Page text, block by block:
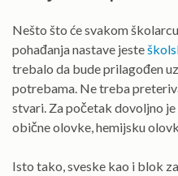
Nešto što će svakom
pohađanja nastave jeste
trebalo da bude prilagođen
potrebama. Ne treba
stvari. Za početak dovoljno
obične olovke, hemijsku
Isto tako, sveske kao i blok